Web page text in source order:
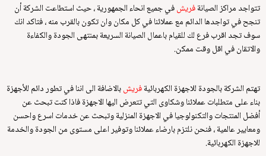
تتواجد مراكز الصيانةفريشفي جميع انحاء الجمهورية ، حيث استطاعت الشركة أن
تنجح في تواجدها الدائم مع عملائنا في كل مكان وان تكون بالقرب منه ، فتاكد انك
سوف تجد اقرب فرع لك للقيام باعمال الصيانة السريعة بمنتهى الجودة والكفاءة
والاتقان في اقل وقت ممكن.
تهتم الشركة بالجودة للاجهزة الكهربائيةفريشبالاضافة الى اننا في تطور دائم للأجهزة
بناء على متطلبات عملائنا وشكاوى التي تتعرض اليها الاجهزة فاذا كنت تبحث عن
أفضل المنتجات والتكنولوجيا في الاجهزة المنزلية وتبحث عن خدمات اسرع واحسن
ومعايير عالمية ، فنحن نلتزم بارضاء عملائنا وتوفير اعلى مستوى من الجودة والخدمة
للاجهزة الكهربائية.